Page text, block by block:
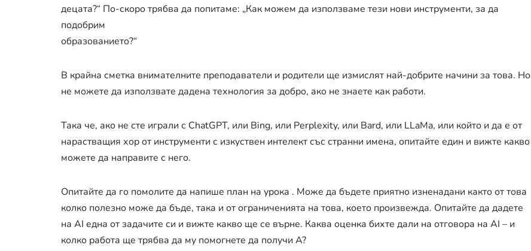
децата?“ По-скоро трябва да попитаме: „Как можем да използваме тези нови инструменти, за да
подобрим
образованието?“
В крайна сметка внимателните преподаватели и родители ще измислят най-добрите начини за това. Но
не можете да използвате дадена технология за добро, ако не знаете как работи.
Така че, ако не сте играли с ChatGPT, или Bing, или Perplexity, или Bard, или LLaMa, или който и да е от
нарастващия хор от инструменти с изкуствен интелект със странни имена, опитайте един и вижте какво
можете да направите с него.
Опитайте да го помолите да напише план на урока . Може да бъдете приятно изненадани както от това
колко полезно може да бъде, така и от ограниченията на това, което произвежда. Опитайте да дадете
на AI една от задачите си и вижте какво ще се върне. Каква оценка бихте дали на отговора на AI – и
колко работа ще трябва да му помогнете да получи A?